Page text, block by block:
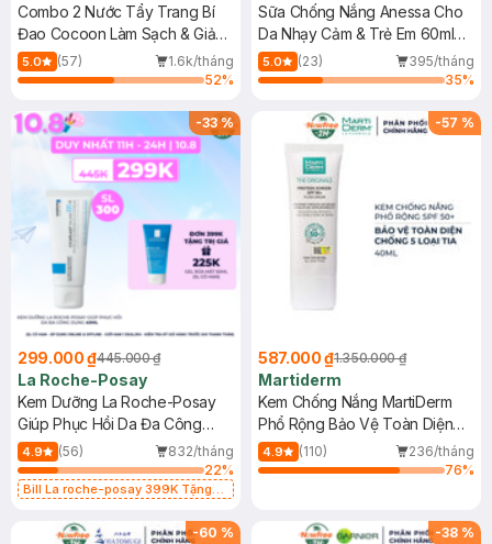
Combo 2 Nước Tẩy Trang Bí
Đao Cocoon Làm Sạch & Giảm
Dầu 500ml
5.0 (57)
1.6k/tháng
52%
Sữa Chống Nắng Anessa Cho
Da Nhạy Cảm & Trẻ Em 60ml
(Mới)
5.0 (23)
395/tháng
35%
-33%
299.000 ₫445.000 ₫
La Roche-Posay
Kem Dưỡng La Roche-Posay
Giúp Phục Hồi Da Đa Công
Dụng 40ml
4.9 (56)
832/tháng
22%
Bill La roche-posay 399K Tặng
(SL có hạn)
-57 %
587.000 ₫1.350.000 ₫
Martiderm
Kem Chống Nắng MartiDerm
Phổ Rộng Bảo Vệ Toàn Diện
40ml
4.9 (110)
236/tháng
76%
-60 % -38 %